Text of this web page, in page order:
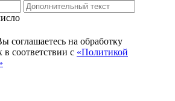
соглашаетесь на обработку
соответствии с «Политикой